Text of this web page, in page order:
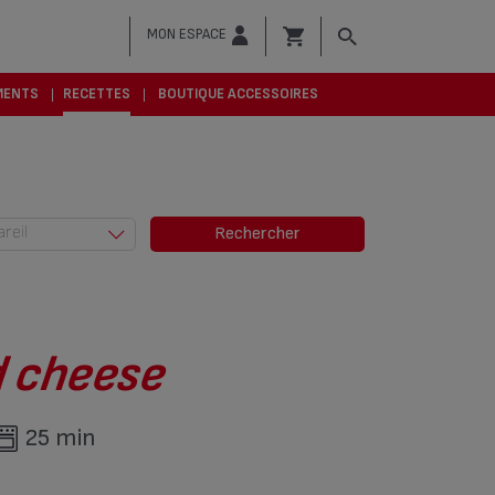
MON ESPACE
RECETTES BOUTIQUE ACCESSOIRES
Autocuiseurs
(94)
Rechercher
cheese
25 min